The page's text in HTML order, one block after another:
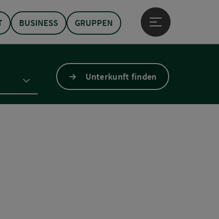
BUSINESS GRUPPEN
Hauptmenü öffnen
Unterkunft finden